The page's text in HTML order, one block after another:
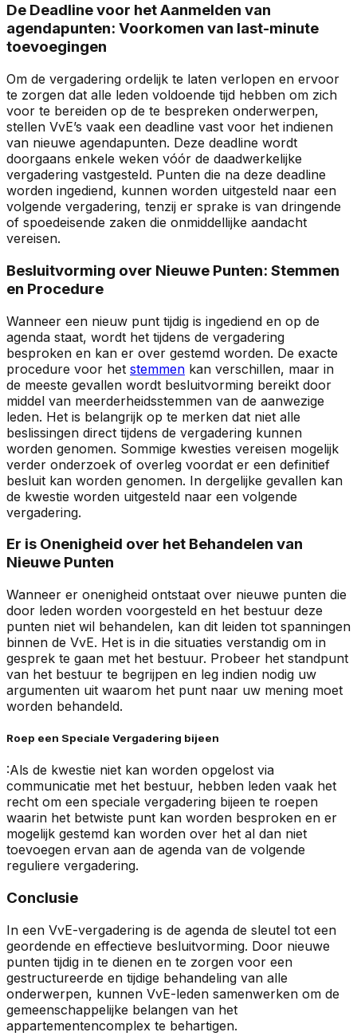
De Deadline voor het Aanmelden van
agendapunten: Voorkomen van last-minute
toevoegingen
Om de vergadering ordelijk te laten verlopen en ervoor
te zorgen dat alle leden voldoende tijd hebben om zich
voor te bereiden op de te bespreken onderwerpen,
stellen VvE’s vaak een deadline vast voor het indienen
van nieuwe agendapunten. Deze deadline wordt
doorgaans enkele weken vóór de daadwerkelijke
vergadering vastgesteld. Punten die na deze deadline
worden ingediend, kunnen worden uitgesteld naar een
volgende vergadering, tenzij er sprake is van dringende
of spoedeisende zaken die onmiddellijke aandacht
vereisen.
Besluitvorming over Nieuwe Punten: Stemmen
en Procedure
Wanneer een nieuw punt tijdig is ingediend en op de
agenda staat, wordt het tijdens de vergadering
besproken en kan er over gestemd worden. De exacte
procedure voor het stemmen kan verschillen, maar in
de meeste gevallen wordt besluitvorming bereikt door
middel van meerderheidsstemmen van de aanwezige
leden. Het is belangrijk op te merken dat niet alle
beslissingen direct tijdens de vergadering kunnen
worden genomen. Sommige kwesties vereisen mogelijk
verder onderzoek of overleg voordat er een definitief
besluit kan worden genomen. In dergelijke gevallen kan
de kwestie worden uitgesteld naar een volgende
vergadering.
Er is Onenigheid over het Behandelen van
Nieuwe Punten
Wanneer er onenigheid ontstaat over nieuwe punten die
door leden worden voorgesteld en het bestuur deze
punten niet wil behandelen, kan dit leiden tot spanningen
binnen de VvE. Het is in die situaties verstandig om in
gesprek te gaan met het bestuur. Probeer het standpunt
van het bestuur te begrijpen en leg indien nodig uw
argumenten uit waarom het punt naar uw mening moet
worden behandeld.
Roep een Speciale Vergadering bijeen
:Als de kwestie niet kan worden opgelost via
communicatie met het bestuur, hebben leden vaak het
recht om een speciale vergadering bijeen te roepen
waarin het betwiste punt kan worden besproken en er
mogelijk gestemd kan worden over het al dan niet
toevoegen ervan aan de agenda van de volgende
reguliere vergadering.
Conclusie
In een VvE-vergadering is de agenda de sleutel tot een
geordende en effectieve besluitvorming. Door nieuwe
punten tijdig in te dienen en te zorgen voor een
gestructureerde en tijdige behandeling van alle
onderwerpen, kunnen VvE-leden samenwerken om de
gemeenschappelijke belangen van het
appartementencomplex te behartigen.